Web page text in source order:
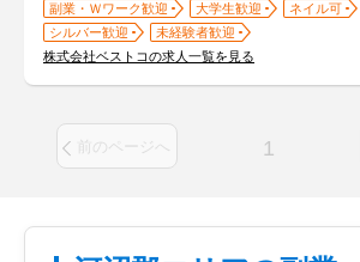
副業・Ｗワーク歓迎 大学生歓迎
ネイル可
シルバー歓迎
未経験者歓迎
株式会社ベストコの求人一覧を見る
前のページへ 1